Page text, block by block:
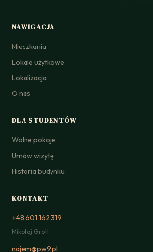
NAWIGACJA
Mieszkania
Lokale użytkowe
Lokalizacja
O nas
DLA STUDENTÓW
Wolne pokoje
Umów wizytę
Historia budynku
KONTAKT
+48 601 162 319
Mikołaj Grott
najem@pw9.pl